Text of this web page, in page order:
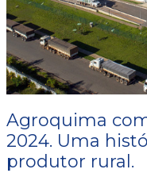
Agroquima
2024. Uma
produtor rural.